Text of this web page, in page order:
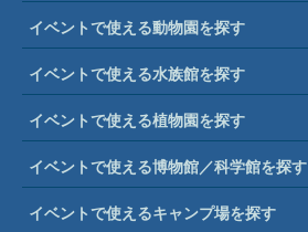
イベントで使える動物園を探す
イベントで使える水族館を探す
イベントで使える植物園を探す
イベントで使える博物館／科学館を探す
イベントで使えるキャンプ場を探す